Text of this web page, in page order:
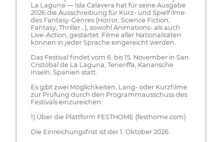
La Laguna — Isla Calavera hat für seine Ausgabe
2026 die Ausschreibung für Kurz- und Spielfilme
des Fantasy-Genres (Horror, Science Fiction,
Fantasy, Thriller...), sowohl Animations- als auch
Live-Action, gestartet. Filme aller Nationalitäten
können in jeder Sprache eingereicht werden.
Das Festival findet vom 6. bis 15. November in San
Cristóbal de La Laguna, Teneriffa, Kanarische
Inseln, Spanien statt.
Es gibt zwei Möglichkeiten, Lang- oder Kurzfilme
zur Prüfung durch den Programmausschuss des
Festivals einzureichen:
1) Über die Plattform FESTHOME (festhome.com)
Die Einreichungsfrist ist der 1. Oktober 2026.